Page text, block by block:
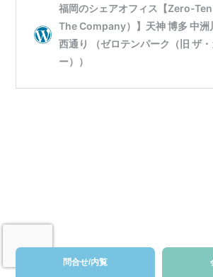
問合せ/内覧